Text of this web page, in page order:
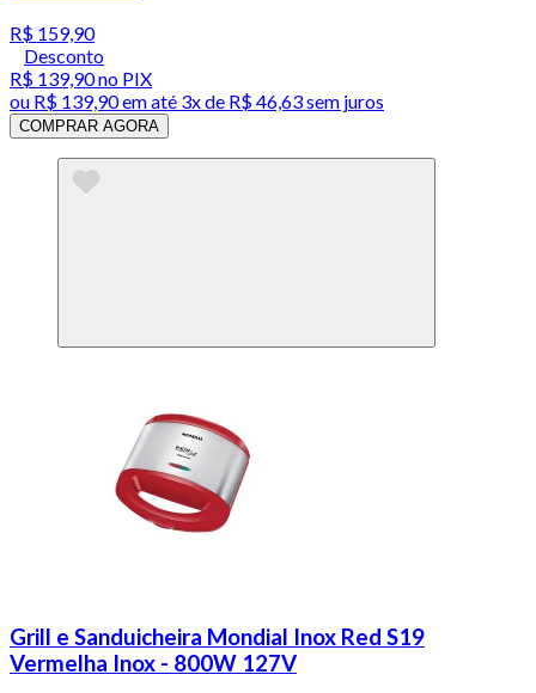
R$ 159,90
Desconto
R$ 139,90no PIX
ou R$ 139,90em até 3x de R$ 46,63 sem juros
COMPRAR AGORA
Grill e Sanduicheira Mondial Inox Red S19
Vermelha Inox - 800W 127V